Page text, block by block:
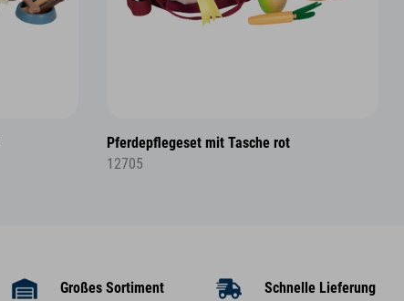
Pferdepflegeset mit Tasche rot
12705
Großes Sortiment Schnelle Lieferung